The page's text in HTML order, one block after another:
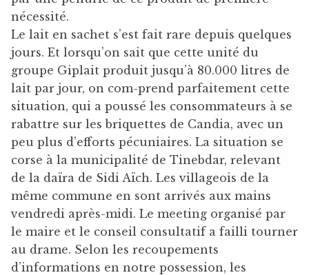
nécessité.
Le lait en sachet s’est fait rare depuis quelques
jours. Et lorsqu’on sait que cette unité du
groupe Giplait produit jusqu’à 80.000 litres de
lait par jour, on com-prend parfaitement cette
situation, qui a poussé les consommateurs à se
rabattre sur les briquettes de Candia, avec un
peu plus d’efforts pécuniaires. La situation se
corse à la municipalité de Tinebdar, relevant
de la daïra de Sidi Aïch. Les villageois de la
même commune en sont arrivés aux mains
vendredi après-midi. Le meeting organisé par
le maire et le conseil consultatif a failli tourner
au drame. Selon les recoupements
d’informations en notre possession, les